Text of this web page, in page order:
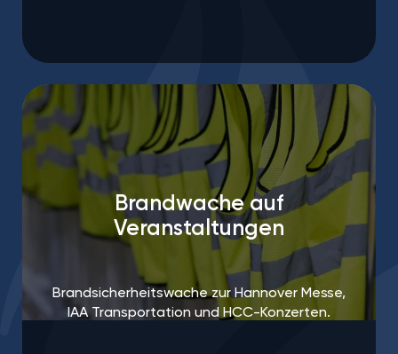
Brandwache auf
Veranstaltungen
Brandsicherheitswache zur Hannover Messe,
IAA Transportation und HCC-Konzerten.